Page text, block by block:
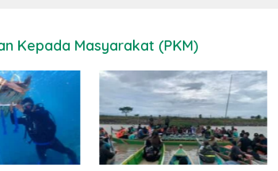
Kepada Masyarakat (PKM)